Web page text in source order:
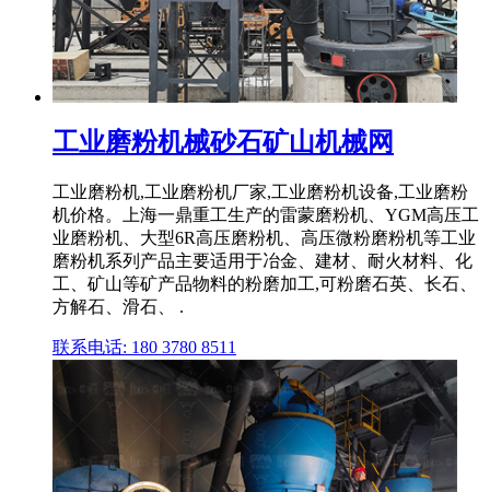
工业磨粉机械砂石矿山机械网
工业磨粉机,工业磨粉机厂家,工业磨粉机设备,工业磨粉
机价格。上海一鼎重工生产的雷蒙磨粉机、YGM高压工
业磨粉机、大型6R高压磨粉机、高压微粉磨粉机等工业
磨粉机系列产品主要适用于冶金、建材、耐火材料、化
工、矿山等矿产品物料的粉磨加工,可粉磨石英、长石、
方解石、滑石、 .
联系电话: 180 3780 8511